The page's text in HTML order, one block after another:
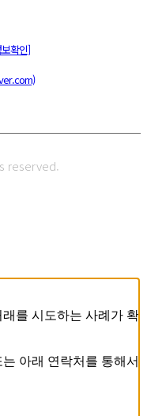
확인]
reserved.
를 시도하는 사례가 확
아래 연락처를 통해서